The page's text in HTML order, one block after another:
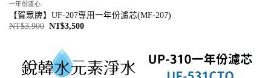
一年份濾心
【賀眾牌】UF-207專用一年份濾芯(MF-207)
NT$3,900 NT$3,500